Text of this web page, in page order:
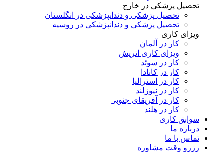
تحصیل پزشکی در خارج
تحصیل پزشکی و دندانپزشکی در انگلستان
تحصیل پزشکی و دندانپزشکی در روسیه
ویزای کاری
کار در آلمان
ویزای کاری اتریش
کار در سوئد
کار در کانادا
کار در استرالیا
کار در نیوزلند
کار در آفریقای جنوبی
کار در هلند
سوابق کاری
درباره ما
تماس با ما
رزرو وقت مشاوره